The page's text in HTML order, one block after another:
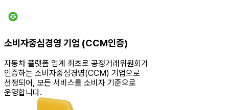
소비자중심경영 기업 (CCM인증)
자동차 플랫폼 업계 최초로 공정거래위원회가
인증하는 소비자중심경영(CCM) 기업으로
선정되어, 모든 서비스를 소비자 기준으로
운영합니다.